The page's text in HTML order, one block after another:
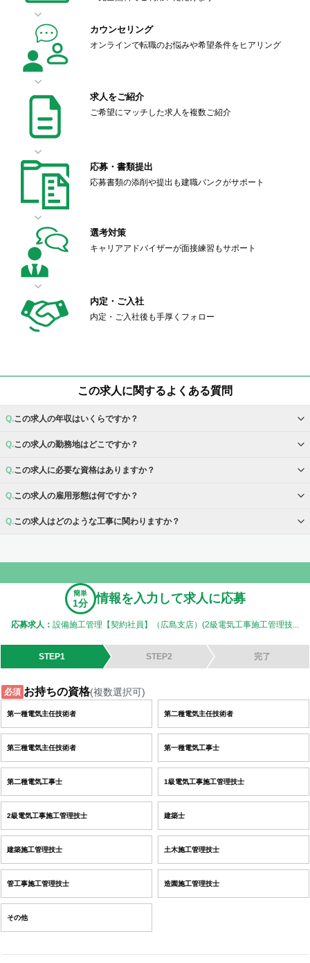
カウンセリング
オンラインで転職のお悩みや希望条件をヒアリング
求人をご紹介
ご希望にマッチした求人を複数ご紹介
応募・書類提出
応募書類の添削や提出も建職バンクがサポート
選考対策
キャリアアドバイザーが面接練習もサポート
内定・ご入社
内定・ご入社後も手厚くフォロー
この求人に関するよくある質問
この求人の年収はいくらですか？
この求人の勤務地はどこですか？
この求人に必要な資格はありますか？
この求人の雇用形態は何ですか？
この求人はどのような工事に関わりますか？
簡単
1分 情報を入力して求人に応募
応募求人： 設備施工管理【契約社員】（広島支店）(2級電気工事施工管理技...
STEP1 STEP2 完了
必須 お持ちの資格(複数選択可)
第一種電気主任技術者 第二種電気主任技術者
第三種電気主任技術者 第一種電気工事士
第二種電気工事士 1級電気工事施工管理技士
2級電気工事施工管理技士 建築士
建築施工管理技士 土木施工管理技士
管工事施工管理技士 造園施工管理技士
その他